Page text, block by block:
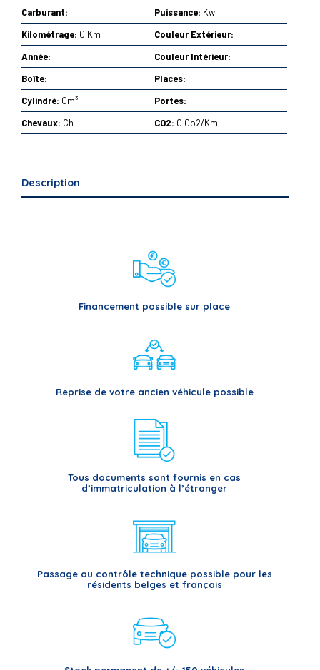
Carburant: Puissance: Kw
Kilométrage: 0 Km
Couleur Extérieur:
Année:
Couleur Intérieur:
Boîte:
Places:
Cylindré: Cm³
Portes:
Chevaux: Ch CO2: G Co2/Km
Description
Financement possible sur place
Reprise de votre ancien véhicule possible
Tous documents sont fournis en cas
d’immatriculation à l’étranger
Passage au contrôle technique possible pour les
résidents belges et français